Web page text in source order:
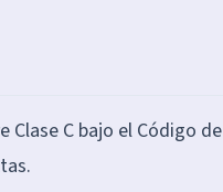
Clase C bajo el Código de